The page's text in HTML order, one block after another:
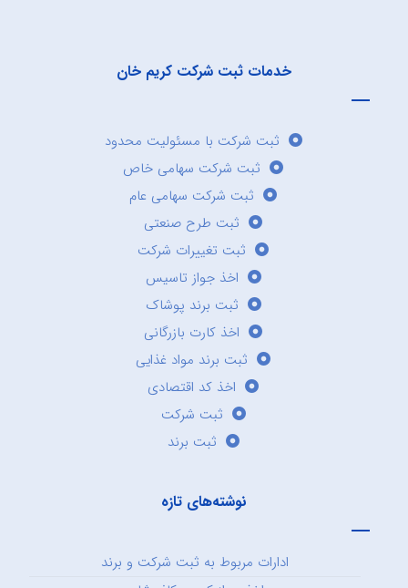
خدمات ثبت شرکت کریم خان
ثبت شرکت با مسئولیت محدود
ثبت شرکت سهامی خاص
ثبت شرکت سهامی عام
ثبت طرح صنعتی
ثبت تغییرات شرکت
اخذ جواز تاسیس
ثبت برند پوشاک
اخذ کارت بازرگانی
ثبت برند مواد غذایی
اخذ کد اقتصادی
ثبت شرکت
ثبت برند
نوشته‌های تازه
ادارات مربوط به ثبت شرکت و برند